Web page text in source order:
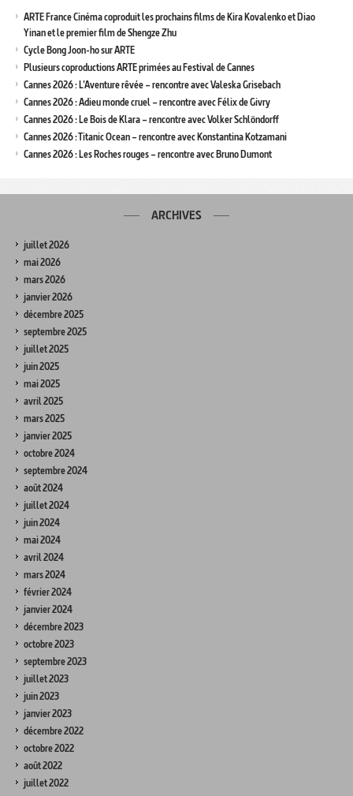
ARTE France Cinéma coproduit les prochains films de Kira Kovalenko et Diao
Yinan et le premier film de Shengze Zhu
Cycle Bong Joon-ho sur ARTE
Plusieurs coproductions ARTE primées au Festival de Cannes
Cannes 2026 : L’Aventure rêvée – rencontre avec Valeska Grisebach
Cannes 2026 : Adieu monde cruel – rencontre avec Félix de Givry
Cannes 2026 : Le Bois de Klara – rencontre avec Volker Schlöndorff
Cannes 2026 : Titanic Ocean – rencontre avec Konstantina Kotzamani
Cannes 2026 : Les Roches rouges – rencontre avec Bruno Dumont
ARCHIVES
juillet 2026
mai 2026
mars 2026
janvier 2026
décembre 2025
septembre 2025
juillet 2025
juin 2025
mai 2025
avril 2025
mars 2025
janvier 2025
octobre 2024
septembre 2024
août 2024
juillet 2024
juin 2024
mai 2024
avril 2024
mars 2024
février 2024
janvier 2024
décembre 2023
octobre 2023
septembre 2023
juillet 2023
juin 2023
janvier 2023
décembre 2022
octobre 2022
août 2022
juillet 2022